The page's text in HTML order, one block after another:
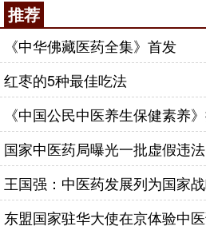
推荐
《中华佛藏医药全集》首发
红枣的5种最佳吃法
《中国公民中医养生保健素养
国家中医药局曝光一批虚假违
王国强：中医药发展列为国家
东盟国家驻华大使在京体验中